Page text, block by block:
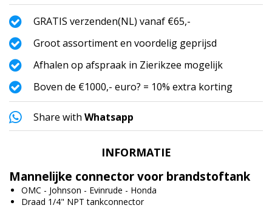
GRATIS verzenden(NL) vanaf €65,-
Groot assortiment en voordelig geprijsd
Afhalen op afspraak in Zierikzee mogelijk
Boven de €1000,- euro? = 10% extra korting
Share with Whatsapp
INFORMATIE
Mannelijke connector voor brandstoftank
OMC - Johnson - Evinrude - Honda
Draad 1/4" NPT tankconnector